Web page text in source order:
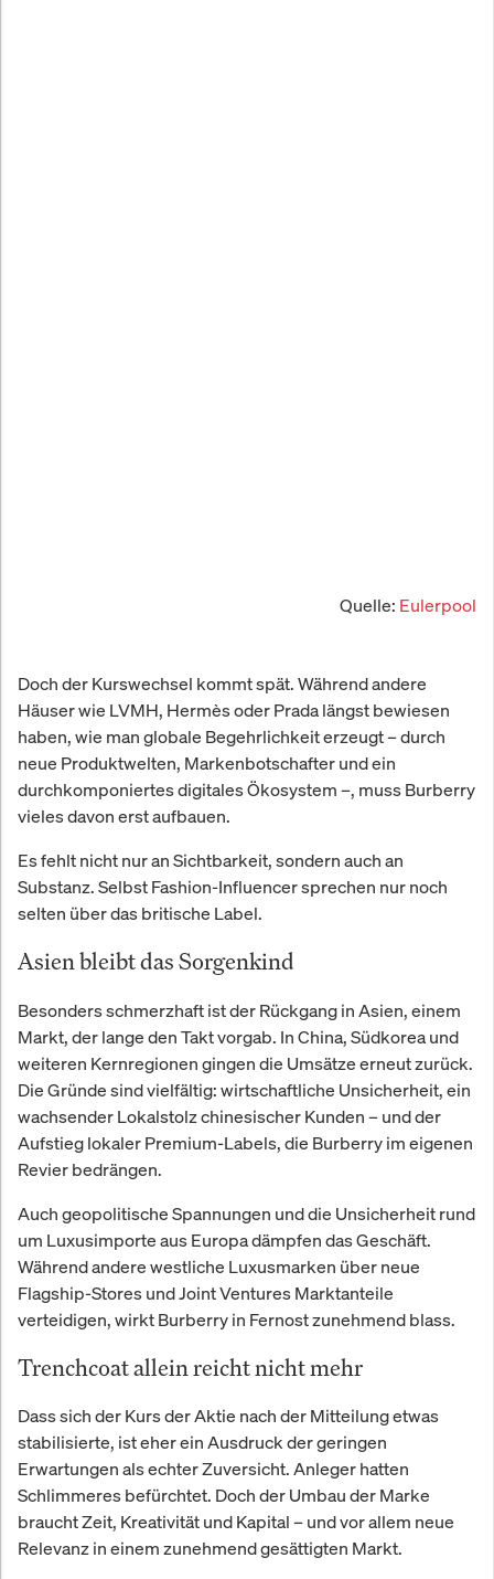
Quelle: Eulerpool
Doch der Kurswechsel kommt spät. Während andere
Häuser wie LVMH, Hermès oder Prada längst bewiesen
haben, wie man globale Begehrlichkeit erzeugt – durch
neue Produktwelten, Markenbotschafter und ein
durchkomponiertes digitales Ökosystem –, muss Burberry
vieles davon erst aufbauen.
Es fehlt nicht nur an Sichtbarkeit, sondern auch an
Substanz. Selbst Fashion-Influencer sprechen nur noch
selten über das britische Label.
Asien bleibt das Sorgenkind
Besonders schmerzhaft ist der Rückgang in Asien, einem
Markt, der lange den Takt vorgab. In China, Südkorea und
weiteren Kernregionen gingen die Umsätze erneut zurück.
Die Gründe sind vielfältig: wirtschaftliche Unsicherheit, ein
wachsender Lokalstolz chinesischer Kunden – und der
Aufstieg lokaler Premium-Labels, die Burberry im eigenen
Revier bedrängen.
Auch geopolitische Spannungen und die Unsicherheit rund
um Luxusimporte aus Europa dämpfen das Geschäft.
Während andere westliche Luxusmarken über neue
Flagship-Stores und Joint Ventures Marktanteile
verteidigen, wirkt Burberry in Fernost zunehmend blass.
Trenchcoat allein reicht nicht mehr
Dass sich der Kurs der Aktie nach der Mitteilung etwas
stabilisierte, ist eher ein Ausdruck der geringen
Erwartungen als echter Zuversicht. Anleger hatten
Schlimmeres befürchtet. Doch der Umbau der Marke
braucht Zeit, Kreativität und Kapital – und vor allem neue
Relevanz in einem zunehmend gesättigten Markt.